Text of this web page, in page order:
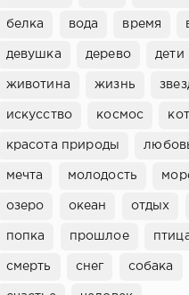
белка вода время
девушка дерево дети
животина жизнь
искусство космос кот
красота природы
мечта молодость
озеро океан отдых
попка прошлое
смерть снег собака